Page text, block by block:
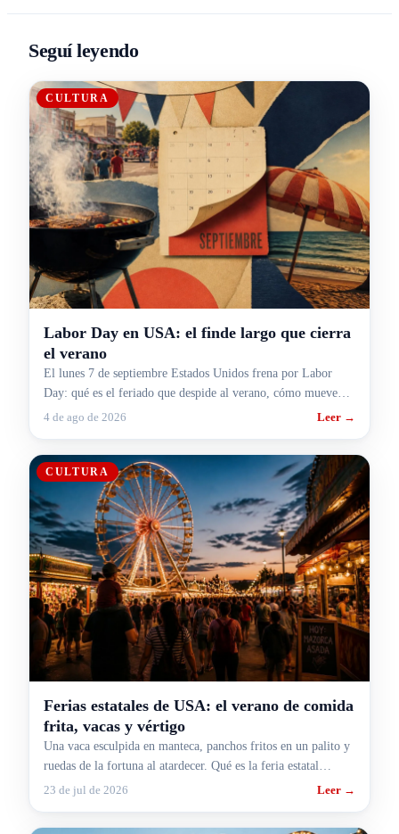
Seguí leyendo
CULTURA
Labor Day en USA: el finde largo que cierra
el verano
El lunes 7 de septiembre Estados Unidos frena por Labor
Day: qué es el feriado que despide al verano, cómo mueve
rutas y aeropuertos y cómo te pega si viajás.
4 de ago de 2026 Leer →
CULTURA
Ferias estatales de USA: el verano de comida
frita, vacas y vértigo
Una vaca esculpida en manteca, panchos fritos en un palito y
ruedas de la fortuna al atardecer. Qué es la feria estatal
americana y por qué agosto es su mes.
23 de jul de 2026 Leer →